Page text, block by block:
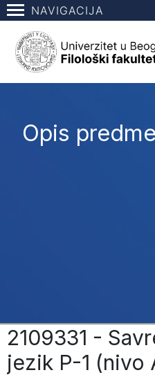
NAVIGACIJA
Opis
2109331 -
jezik P-1 (nivo